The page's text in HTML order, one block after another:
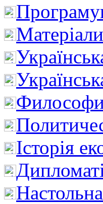
Історія